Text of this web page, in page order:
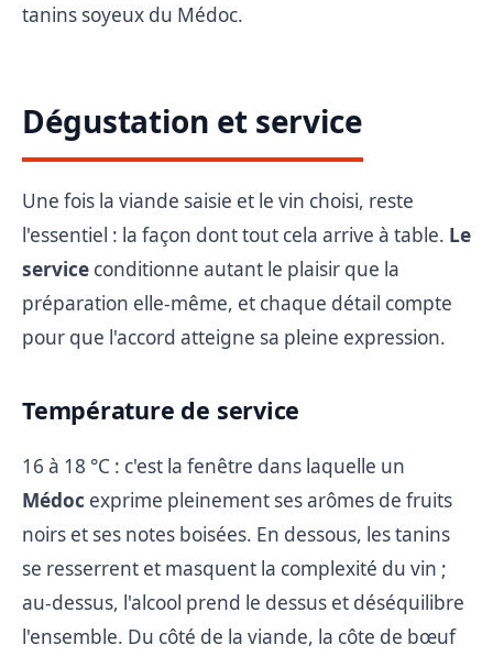
tanins soyeux du Médoc.
Dégustation et service
Une fois la viande saisie et le vin choisi, reste
l'essentiel : la façon dont tout cela arrive à table. Le
service conditionne autant le plaisir que la
préparation elle-même, et chaque détail compte
pour que l'accord atteigne sa pleine expression.
Température de service
16 à 18 °C : c'est la fenêtre dans laquelle un
Médoc exprime pleinement ses arômes de fruits
noirs et ses notes boisées. En dessous, les tanins
se resserrent et masquent la complexité du vin ;
au-dessus, l'alcool prend le dessus et déséquilibre
l'ensemble. Du côté de la viande, la côte de bœuf